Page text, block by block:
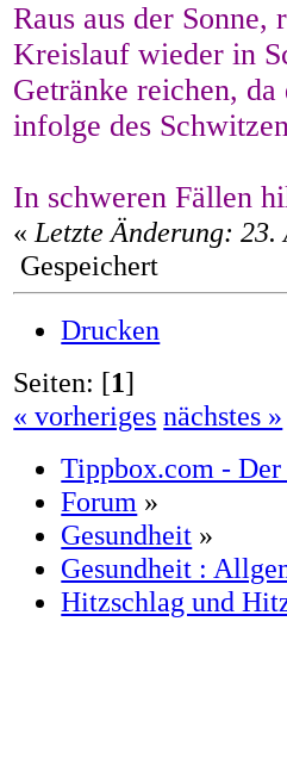
Raus aus der
Kreislauf wieder in
Getränke reichen,
infolge des
In schweren Fällen
« Letzte Änderung:
Gespeichert
Drucken
Seiten: [1]
« vorheriges nächstes »
Tippbox.com -
Forum »
Gesundheit »
Gesundheit :
Hitzschlag und